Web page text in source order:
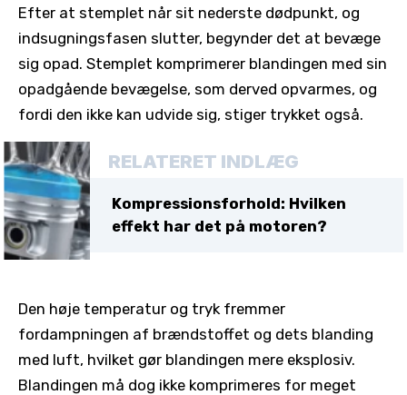
Efter at stemplet når sit nederste dødpunkt, og
indsugningsfasen slutter, begynder det at bevæge
sig opad. Stemplet komprimerer blandingen med sin
opadgående bevægelse, som derved opvarmes, og
fordi den ikke kan udvide sig, stiger trykket også.
RELATERET INDLÆG
Kompressionsforhold: Hvilken
effekt har det på motoren?
Den høje temperatur og tryk fremmer
fordampningen af ​​brændstoffet og dets blanding
med luft, hvilket gør blandingen mere eksplosiv.
Blandingen må dog ikke komprimeres for meget